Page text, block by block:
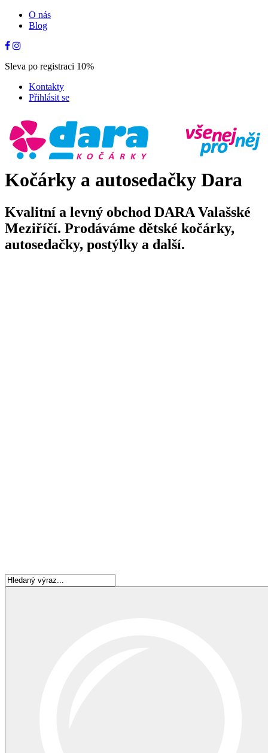
O nás
Blog
Sleva po registraci 10%
Kontakty
Přihlásit se
Kočárky a autosedačky Dara
Kvalitní a levný obchod DARA Valašské
Meziříčí. Prodáváme dětské kočárky,
autosedačky, postýlky a další.